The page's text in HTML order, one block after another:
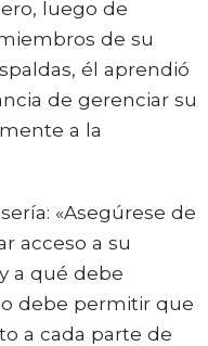
luego de
de su
él aprendió
de gerenciar su
a la
«Asegúrese de
acceso a su
a qué debe
debe permitir que
a cada parte de